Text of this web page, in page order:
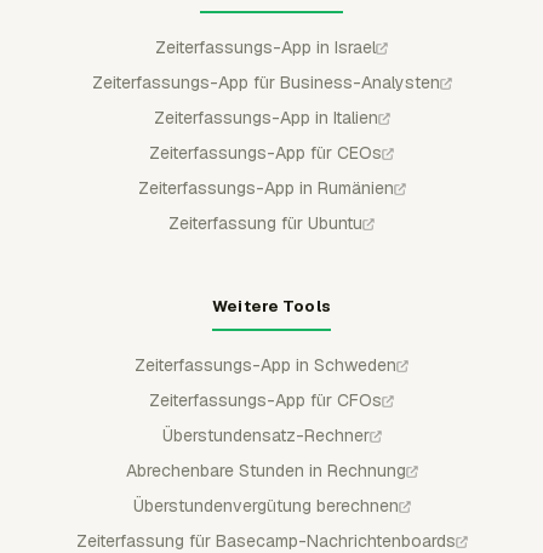
Zeiterfassungs-App in Israel
Zeiterfassungs-App für Business-Analysten
Zeiterfassungs-App in Italien
Zeiterfassungs-App für CEOs
Zeiterfassungs-App in Rumänien
Zeiterfassung für Ubuntu
Weitere Tools
Zeiterfassungs-App in Schweden
Zeiterfassungs-App für CFOs
Überstundensatz-Rechner
Abrechenbare Stunden in Rechnung
Überstundenvergütung berechnen
Zeiterfassung für Basecamp-Nachrichtenboards